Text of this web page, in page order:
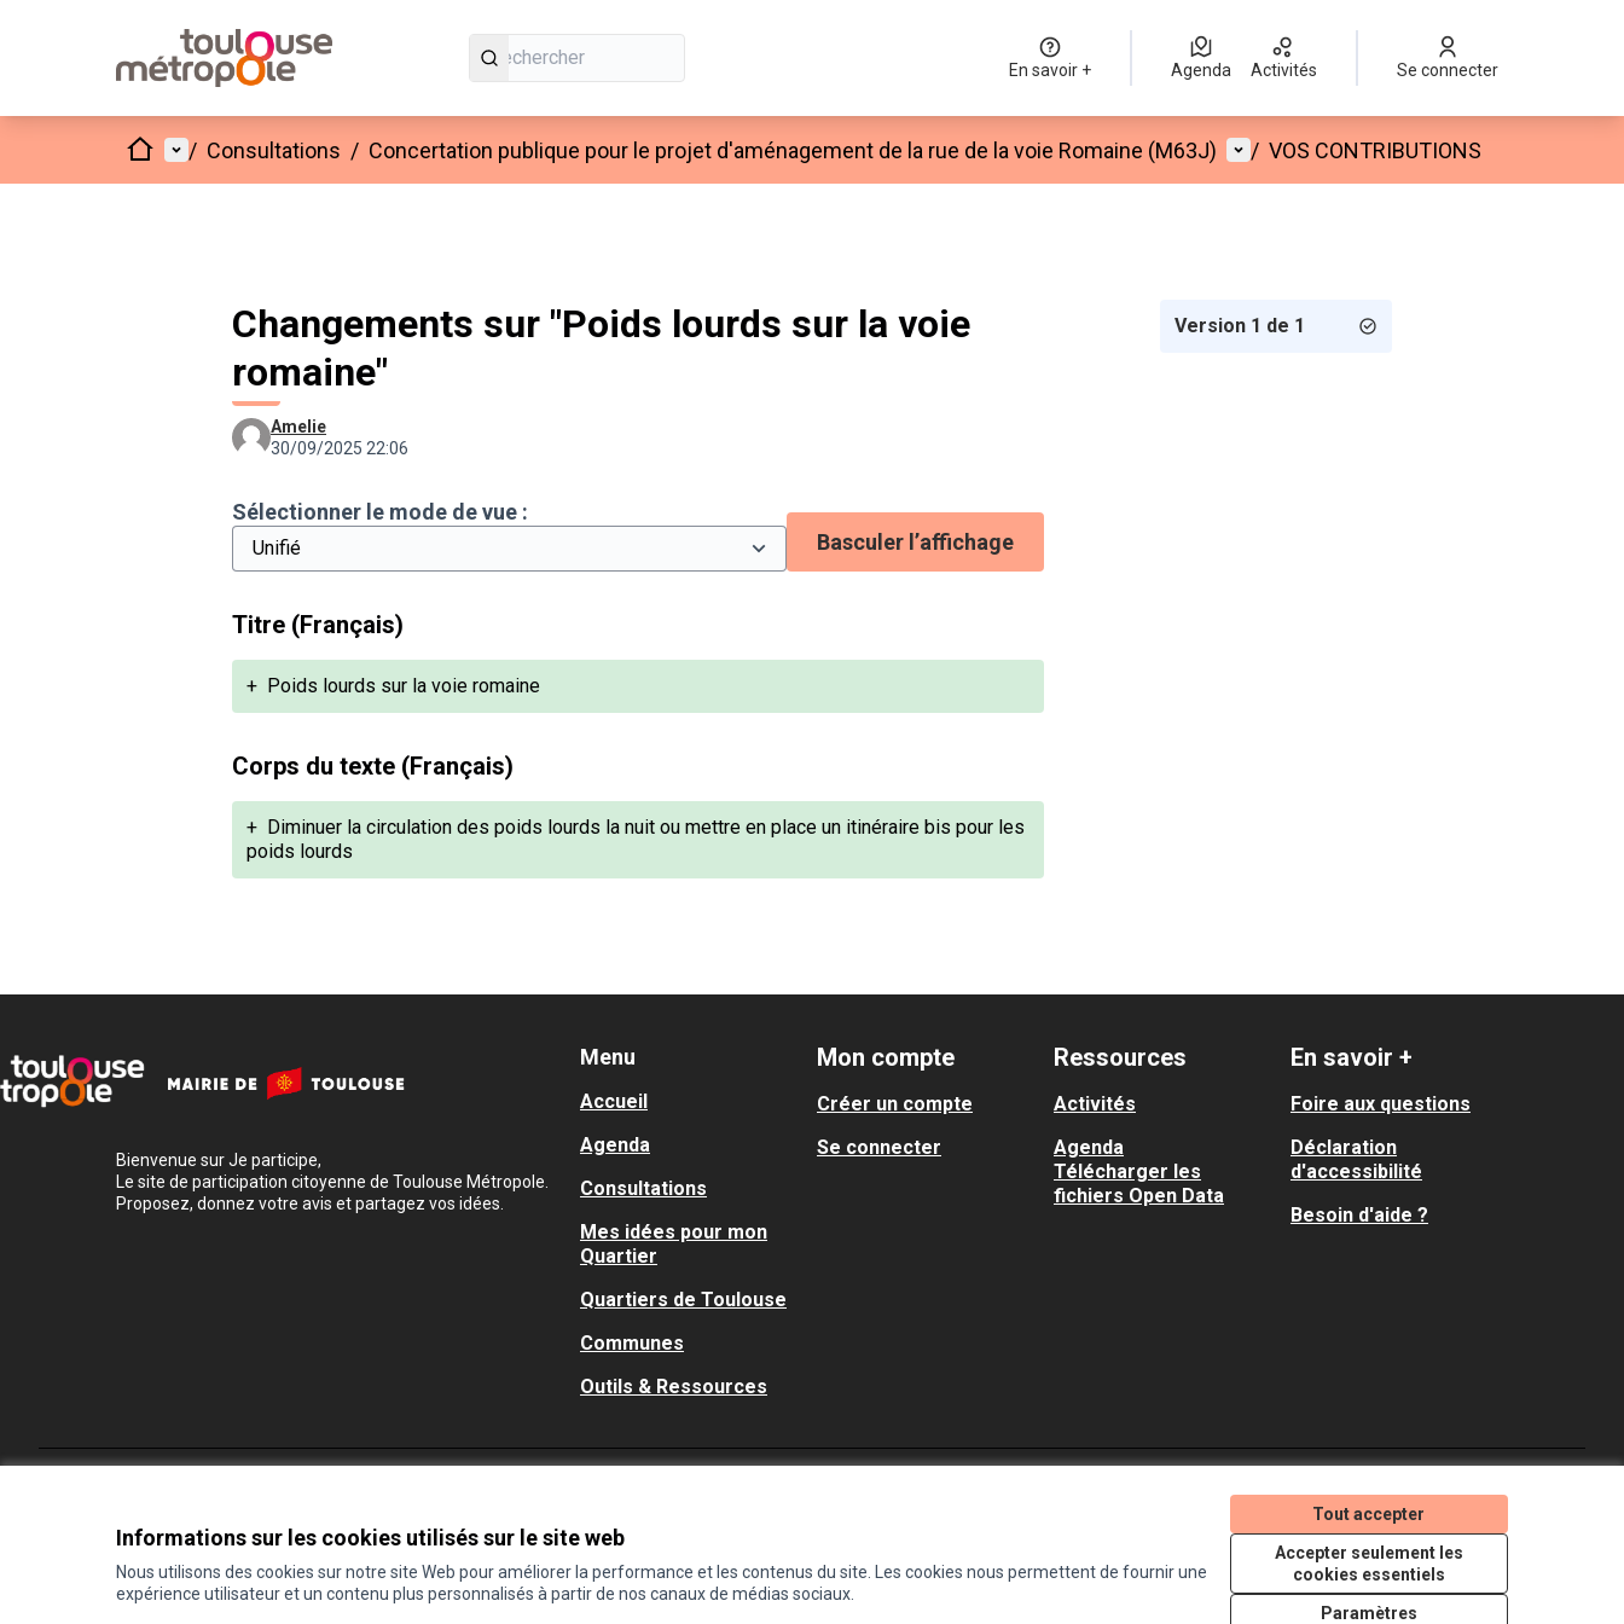
Informations sur les cookies utilisés sur le site web
Nous utilisons des cookies sur notre site Web pour améliorer la performance et les contenus du site. Les cookies nous permettent de fournir une
expérience utilisateur et un contenu plus personnalisés à partir de nos canaux de médias sociaux.
Tout accepter
Accepter seulement les
cookies essentiels
Paramètres
En savoir + Agenda Activités Se connecter
AccueilMenu principal
/ Consultations / Concertation publique pour le projet d'aménagement de la rue de la voie Romaine (M63J) Menu utilisateur
/ VOS CONTRIBUTIONS
Changements sur "Poids lourds sur la voie
romaine"
Amelie
30/09/2025 22:06
Sélectionner le mode de vue :
Basculer l’affichage
Titre (Français)
+ Poids lourds sur la voie romaine
Corps du texte (Français)
+ Diminuer la circulation des poids lourds la nuit ou mettre en place un itinéraire bis pour les
poids lourds
Version 1 de 1
Bienvenue sur Je participe,
Le site de participation citoyenne de Toulouse Métropole.
Proposez, donnez votre avis et partagez vos idées.
Menu
Accueil
Agenda
Consultations
Mes idées pour mon
Quartier
Quartiers de Toulouse
Communes
Outils & Ressources
Mon compte
Créer un compte
Se connecter
Ressources
Activités
Agenda
Télécharger les
fichiers Open Data
En savoir +
Foire aux questions
Déclaration
d'accessibilité
Besoin d'aide ?
(Lien externe)
(Lien externe)
(Lien externe)
Licence Creative
(Lien externe)